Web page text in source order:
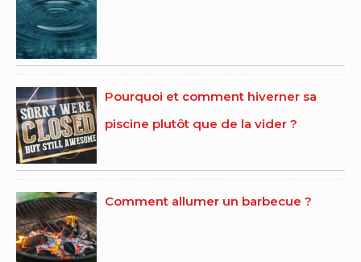
Pourquoi et comment hiverner sa
piscine plutôt que de la vider ?
Comment allumer un barbecue ?